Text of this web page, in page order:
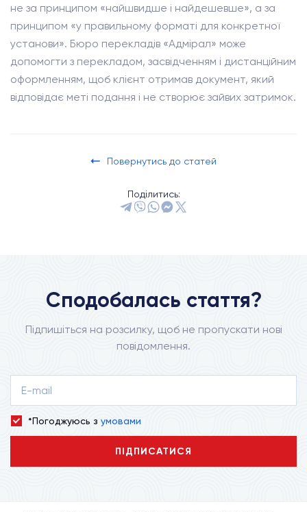
не за принципом «найшвидше і найдешевше», а за
принципом «у правильному форматі для конкретної
установи». Бюро перекладів «Адмірал» може
допомогти з перекладом, засвідченням і дистанційним
оформленням, щоб клієнт отримав документ, який
відповідає меті подання і не створює зайвих затримок.
Повернутись до статей
Поділитись:
Сподобалась стаття?
Підпишіться на розсилку, щоб не пропускати нові
повідомлення.
*Погоджуюсь з умовами
ПІДПИСАТИСЯ